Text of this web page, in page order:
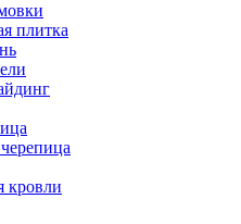
плитка
кровли